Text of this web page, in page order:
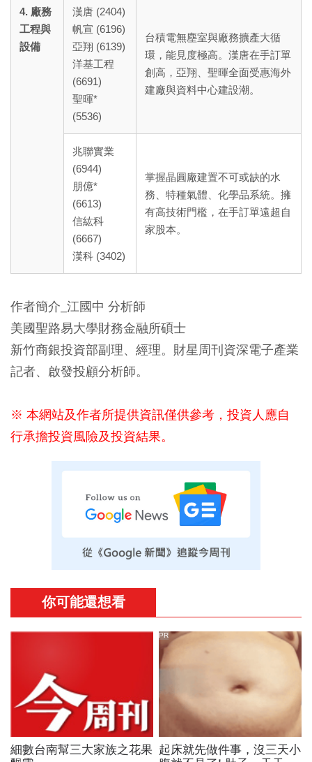
4. 廠務
工程與
設備
漢唐 (2404)
帆宣 (6196)
亞翔 (6139)
洋基工程
(6691)
聖暉*
(5536)
台積電無塵室與廠務擴產大循
環，能見度極高。漢唐在手訂單
創高，亞翔、聖暉全面受惠海外
建廠與資料中心建設潮。
兆聯實業
(6944)
朋億*
(6613)
信紘科
(6667)
漢科 (3402)
掌握晶圓廠建置不可或缺的水
務、特種氣體、化學品系統。擁
有高技術門檻，在手訂單遠超自
家股本。
作者簡介_江國中 分析師
美國聖路易大學財務金融所碩士
新竹商銀投資部副理、經理。財星周刊資深電子產業
記者、啟發投顧分析師。
※ 本網站及作者所提供資訊僅供參考，投資人應自
行承擔投資風險及投資結果。